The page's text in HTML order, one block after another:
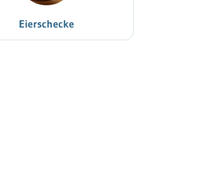
Eierschecke